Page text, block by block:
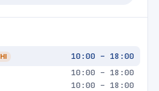
10:00 – 18:00
10:00 – 18:00
10:00 – 18:00